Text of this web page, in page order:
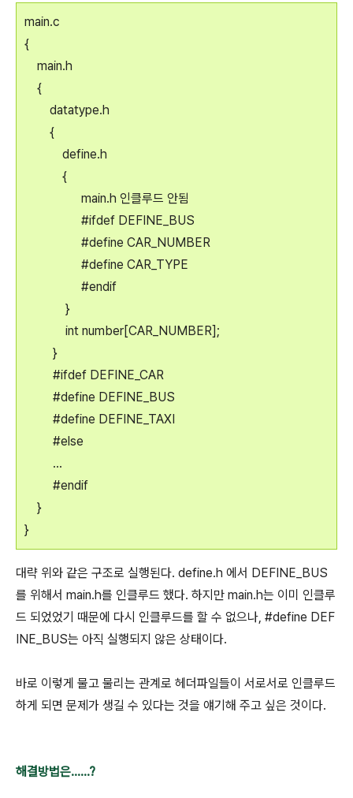
main.c
{
main.h
{
datatype.h
{
define.h
{
main.h 인클루드 안됨
#ifdef DEFINE_BUS
#define CAR_NUMBER
#define CAR_TYPE
#endif
}
int number[CAR_NUMBER];
}
#ifdef DEFINE_CAR
#define DEFINE_BUS
#define DEFINE_TAXI
#else
...
#endif
}
}
대략 위와 같은 구조로 실행된다. define.h 에서 DEFINE_BUS
를 위해서 main.h를 인클루드 했다. 하지만 main.h는 이미 인클루
드 되었었기 때문에 다시 인클루드를 할 수 없으나, #define DEF
INE_BUS는 아직 실행되지 않은 상태이다.
바로 이렇게 물고 물리는 관계로 헤더파일들이 서로서로 인클루드
하게 되면 문제가 생길 수 있다는 것을 얘기해 주고 싶은 것이다.
해결방법은......?